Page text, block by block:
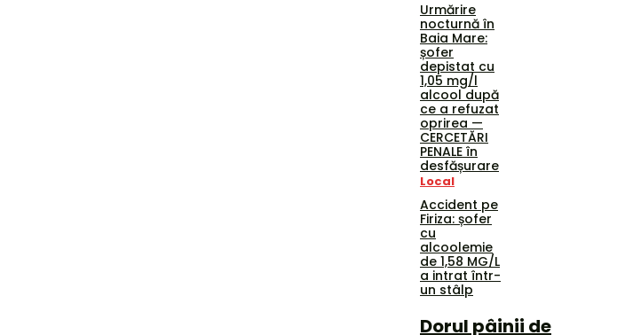
Urmărire
nocturnă în
Baia Mare:
șofer
depistat cu
1,05 mg/l
alcool după
ce a refuzat
oprirea —
CERCETĂRI
PENALE în
desfășurare
Local
Accident pe
Firiza: șofer
cu
alcoolemie
de 1,58 MG/L
a intrat într-
un stâlp
Dorul pâinii de